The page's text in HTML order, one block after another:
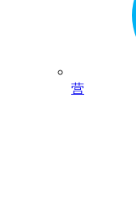
营